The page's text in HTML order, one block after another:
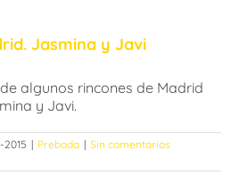
Jasmina y Javi
algunos rincones de Madrid
y Javi.
2015 | Preboda | Sin comentarios